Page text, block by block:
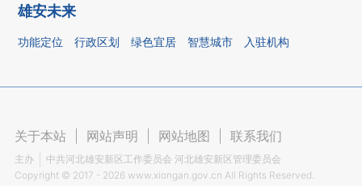
雄安未来
功能定位 行政区划 绿色宜居 智慧城市 入驻机构
关于本站 网站声明 网站地图 联系我们
主办
中共河北雄安新区工作委员会 河北雄安新区管理委员会
Copyright © 2017 - 2026 www.xiongan.gov.cn All Rights Reserved.